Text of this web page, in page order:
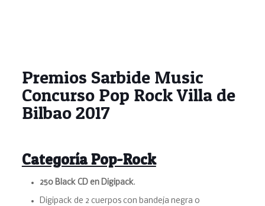
Premios Sarbide Music
Concurso Pop Rock Villa de
Bilbao 2017
Categoría Pop-Rock
250 Black CD en Digipack.
Digipack de 2 cuerpos con bandeja negra o